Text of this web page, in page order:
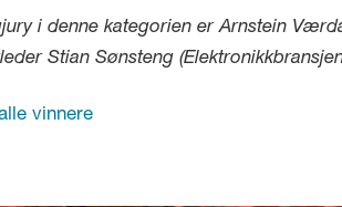
i denne kategorien er Arnstein
Stian Sønsteng
vinnere